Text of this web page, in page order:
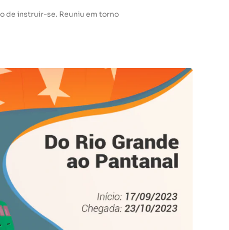
de instruir-se. Reuniu em torno